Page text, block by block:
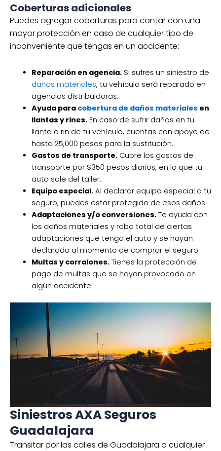
Coberturas adicionales
Puedes agregar coberturas para contar con una
mayor protección en caso de cualquier tipo de
inconveniente que tengas en un accidente:
Reparación en agencia.Si sufres un siniestro de
daños materiales, tu vehículo será reparado en
agencias distribuidoras.
Ayuda para cobertura de daños materiales en
llantas y rines.En caso de sufrir daños en tu
llanta o rin de tu vehículo, cuentas con apoyo de
hasta 25,000 pesos para la sustitución.
Gastos de transporte.Cubre los gastos de
transporte por $350 pesos diarios, en lo que tu
auto sale del taller.
Equipo especial.Al declarar equipo especial a tu
seguro, puedes estar protegido de esos daños.
Adaptaciones y/o conversiones.Te ayuda con
los daños materiales y robo total de ciertas
adaptaciones que tenga el auto y se hayan
declarado al momento de comprar el seguro.
Multas y corralones.Tienes la protección de
pago de multas que se hayan provocado en
algún accidente.
Siniestros AXA Seguros
Guadalajara
Transitar por las calles de Guadalajara o cualquier